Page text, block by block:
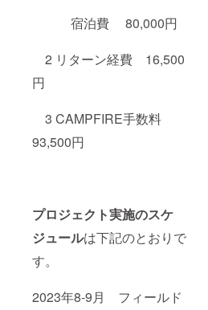
宿泊費 80,000円
2 リターン経費 16,500
円
3 CAMPFIRE手数料
93,500円
プロジェクト実施のスケ
ジュールは下記のとおりで
す。
2023年8-9月 フィールド